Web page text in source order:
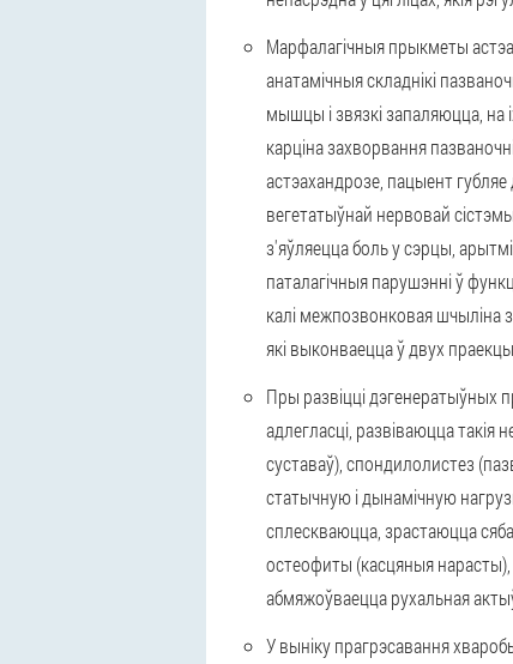
Марфалагічныя прыкметы
анатамічныя складнікі
мышцы і звязкі запаляюцца, на
карціна захворвання
астэахандрозе, пацыент
вегетатыўнай нервовай
з'яўляецца боль у сэрцы,
паталагічныя парушэнні ў
калі межпозвонковая шчыліна
які выконваецца ў двух
Пры развіцці дэгенератыўных
адлегласці, развіваюцца
суставаў), спондилолистез
статычную і дынамічную
сплескваюцца, зрастаюцца
остеофиты (касцяныя
абмяжоўваецца рухальная
У выніку прагрэсавання